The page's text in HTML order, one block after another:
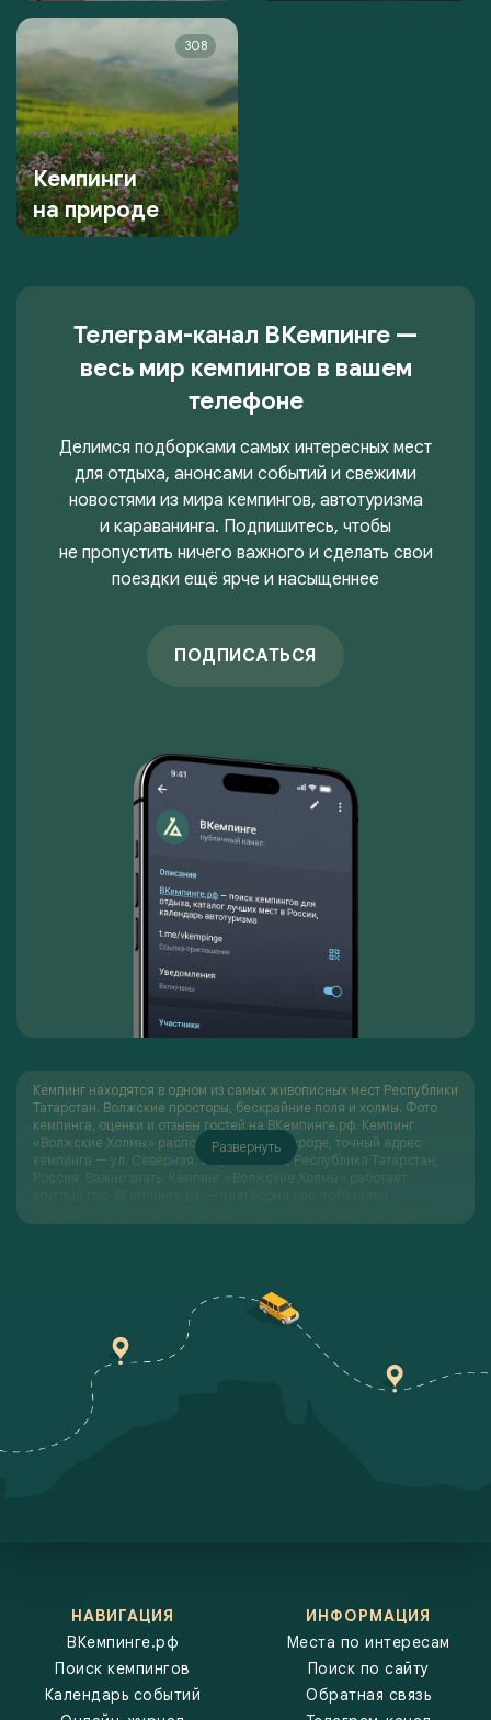
308
Кемпинги
на природе
Телеграм-канал ВКемпинге —
весь мир кемпингов в вашем
телефоне
Делимся подборками самых интересных мест
для отдыха, анонсами событий и свежими
новостями из мира кемпингов, автотуризма
и караванинга. Подпишитесь, чтобы
не пропустить ничего важного и сделать свои
поездки ещё ярче и насыщеннее
ПОДПИСАТЬСЯ
Развернуть
Кемпинг находятся в одном из самых живописных мест Республики
Татарстан. Волжские просторы, бескрайние поля и холмы. Фото
кемпинга, оценки и отзывы гостей на ВКемпинге.рф. Кемпинг
«Волжские Холмы» располагается на природе, точный адрес
кемпинга — ул. Северная, 31А, г. Тетюши, Республика Татарстан,
Россия. Важно знать: Кемпинг «Волжские Холмы» работает
платаками находят Кемпинг «Волжские Холмы» по следующим
запросам: кемпинги, караванинг, автотуризм, автопутешествия,
автодом, трейлер, кемпер, путешествия, вкемпинге, поиск
кемпингов, карта кемпингов, ванлайф,
НАВИГАЦИЯ
ВКемпинге.рф
Поиск кемпингов
Календарь событий
ИНФОРМАЦИЯ
Места по интересам
Поиск по сайту
Обратная связь